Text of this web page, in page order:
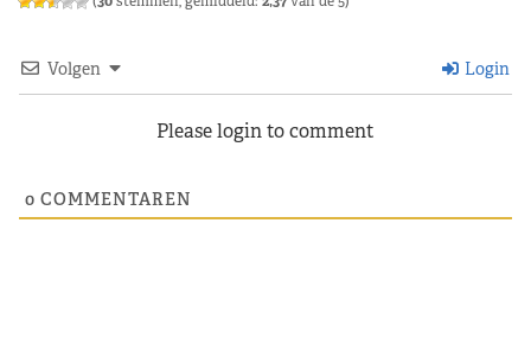
Volgen Login
Please login to comment
0 COMMENTAREN